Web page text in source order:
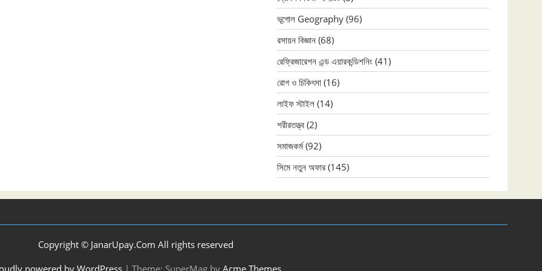
ভূগোল Geography (96)
রসায়ন বিজ্ঞান (68)
রেফ্রিজারেশন এন্ড এয়ারকন্ডিশনিং (41)
রোগ ও চিকিৎসা (16)
লাইফ স্টাইল (14)
শরীরতত্ত্ব (2)
সমাজকর্ম(92)
সিমে নতুন ‍অফার (145)
Copyright © JanarUpay.Com All rights reserved
powered by WordPress | Theme: SuperMag by Acme Themes